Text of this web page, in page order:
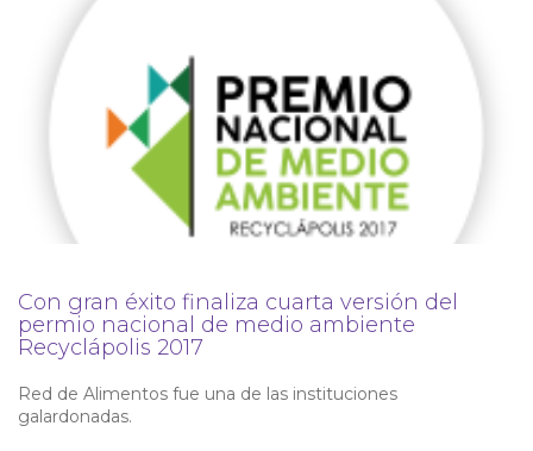
Con gran éxito finaliza cuarta versión del
permio nacional de medio ambiente
Recyclápolis 2017
Red de Alimentos fue una de las instituciones
galardonadas.